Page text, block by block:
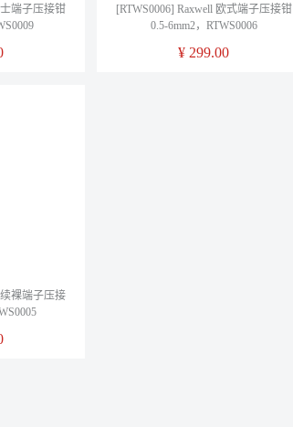
端子压接钳
[RTWS0006] Raxwell 欧式端子压接钳
0.5-6mm2，RTWS0006
¥ 299.00
裸端子压接